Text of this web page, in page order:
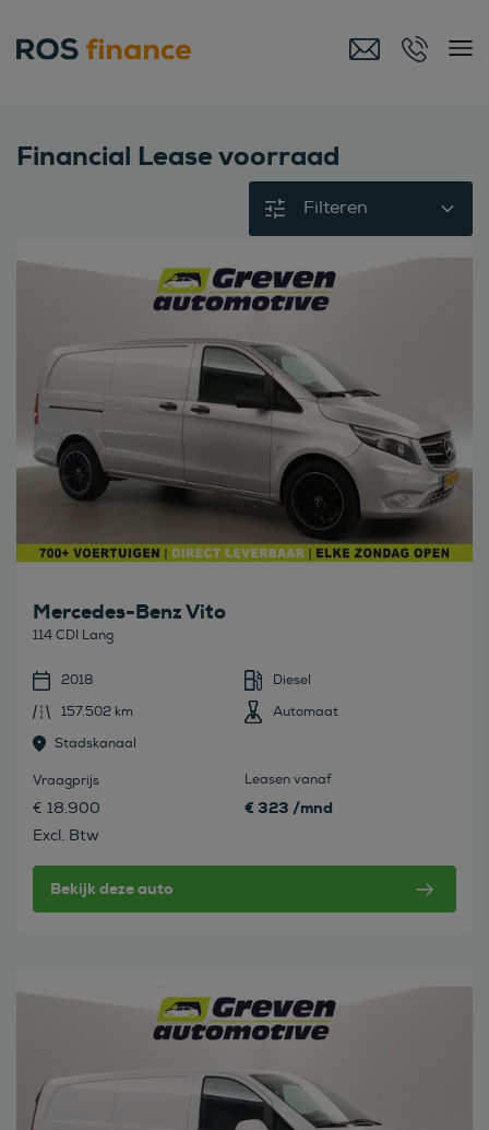
Financial Lease voorraad
Filteren
Bekijk deze auto
Mercedes-Benz Vito
114 CDI Lang
2018
Diesel
157.502 km
Automaat
Stadskanaal
Vraagprijs
€ 18.900
Excl. Btw
Leasen vanaf
€ 323 /mnd
Bekijk deze auto